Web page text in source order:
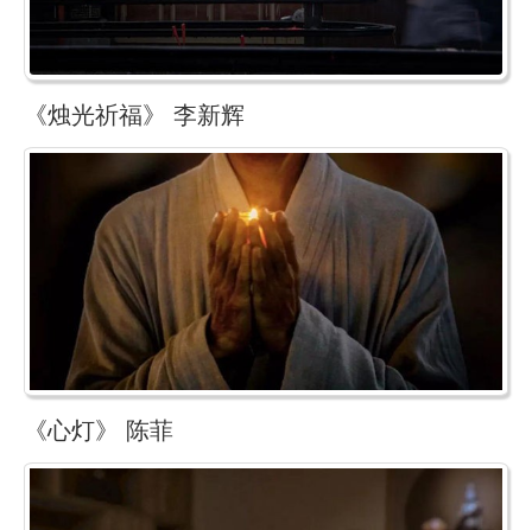
《烛光祈福》 李新辉
《心灯》 陈菲